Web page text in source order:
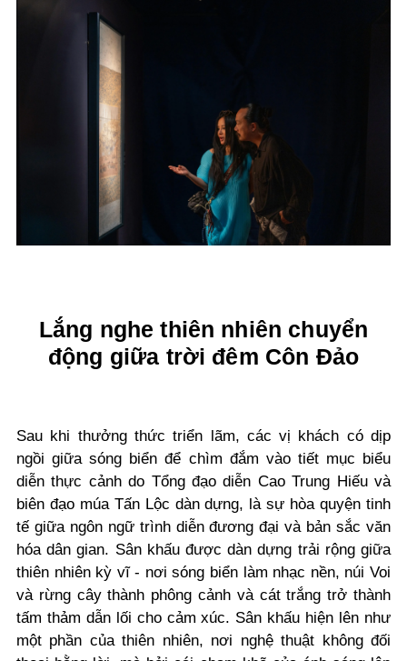
Lắng nghe thiên nhiên chuyển
động giữa trời đêm Côn Đảo
Sau khi thưởng thức triển lãm, các vị khách có dịp
ngồi giữa sóng biển để chìm đắm vào tiết mục biểu
diễn thực cảnh do Tổng đạo diễn Cao Trung Hiếu và
biên đạo múa Tấn Lộc dàn dựng, là sự hòa quyện tinh
tế giữa ngôn ngữ trình diễn đương đại và bản sắc văn
hóa dân gian. Sân khấu được dàn dựng trải rộng giữa
thiên nhiên kỳ vĩ - nơi sóng biển làm nhạc nền, núi Voi
và rừng cây thành phông cảnh và cát trắng trở thành
tấm thảm dẫn lối cho cảm xúc. Sân khấu hiện lên như
một phần của thiên nhiên, nơi nghệ thuật không đối